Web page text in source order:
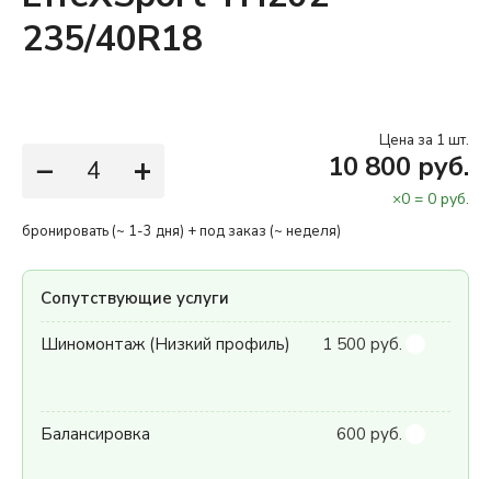
235/40R18
− +
Цена за 1 шт.
10 800 руб.
×0 = 0 руб.
бронировать (~ 1-3 дня) + под заказ (~ неделя)
Сопутствующие услуги
Шиномонтаж (Низкий профиль) 1 500 руб.
Балансировка 600 руб.